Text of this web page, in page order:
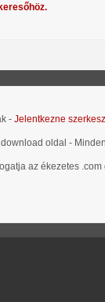
- Jelentkezne
oldal -
az ékezetes